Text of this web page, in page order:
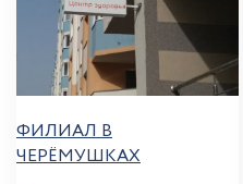
ФИЛИАЛ В
ЧЕРЁМУШКАХ